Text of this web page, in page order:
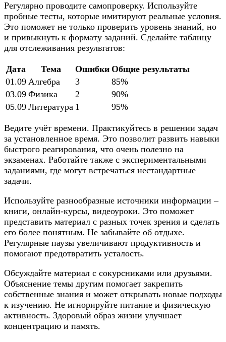
Регулярно проводите самопроверку. Используйте
пробные тесты, которые имитируют реальные условия.
Это поможет не только проверить уровень знаний, но
и привыкнуть к формату заданий. Сделайте таблицу
для отслеживания результатов:
Дата Тема Ошибки Общие результаты
01.09 Алгебра 3
85%
03.09 Физика 2
90%
05.09 Литература 1 95%
Ведите учёт времени. Практикуйтесь в решении задач
за установленное время. Это позволит развить навыки
быстрого реагирования, что очень полезно на
экзаменах. Работайте также с экспериментальными
заданиями, где могут встречаться нестандартные
задачи.
Используйте разнообразные источники информации –
книги, онлайн-курсы, видеоуроки. Это поможет
представить материал с разных точек зрения и сделать
его более понятным. Не забывайте об отдыхе.
Регулярные паузы увеличивают продуктивность и
помогают предотвратить усталость.
Обсуждайте материал с сокурсниками или друзьями.
Объяснение темы другим помогает закрепить
собственные знания и может открывать новые подходы
к изучению. Не игнорируйте питание и физическую
активность. Здоровый образ жизни улучшает
концентрацию и память.